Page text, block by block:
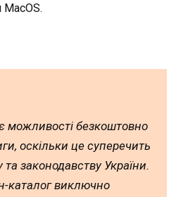
MacOS.
можливості безкоштовно
оскільки це суперечить
законодавству України.
каталог виключно